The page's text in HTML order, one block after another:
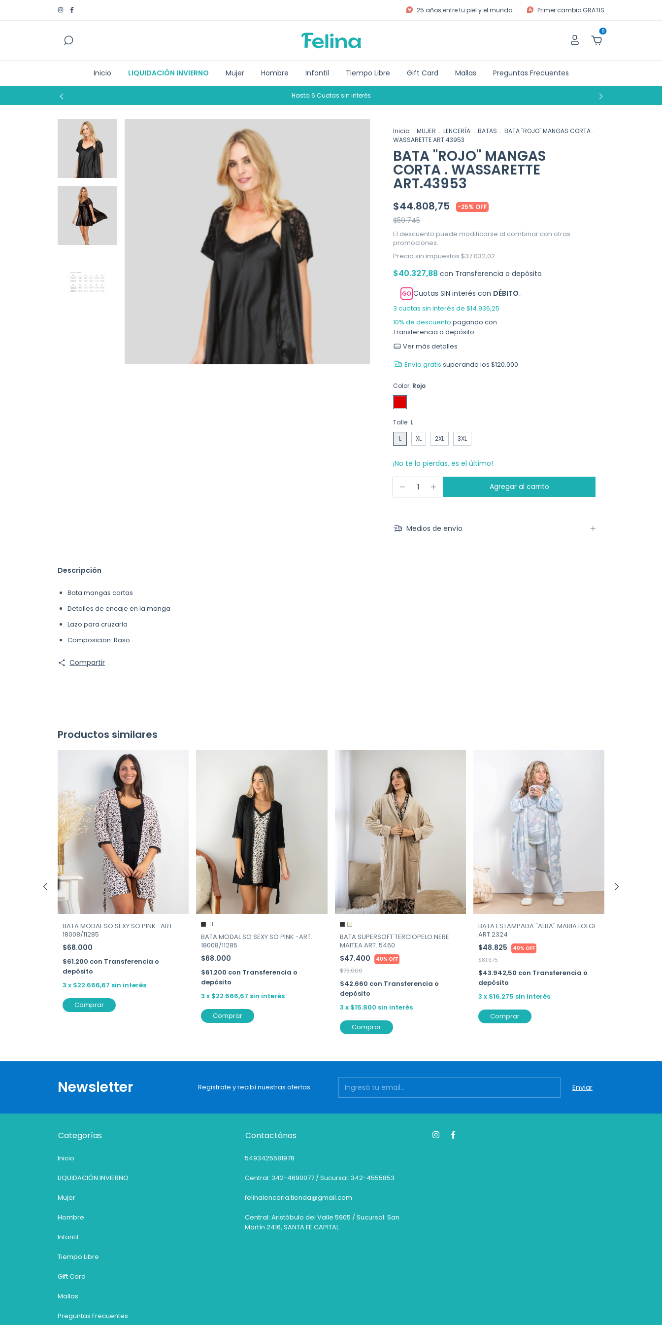
25 años entre tu piel y el mundo Primer cambio GRATIS
0
Inicio LIQUIDACIÓN INVIERNO Mujer Hombre Infantil Tiempo Libre Gift Card Mallas Preguntas Frecuentes
Hasta 6 Cuotas sin interés
Inicio . MUJER . LENCERÍA . BATAS . BATA "ROJO" MANGAS CORTA .
WASSARETTE ART.43953
BATA "ROJO" MANGAS
CORTA . WASSARETTE
ART.43953
$44.808,75 -25% OFF
$59.745
El descuento puede modificarse al combinar con otras
promociones.
Precio sin impuestos $37.032,02
$40.327,88 con Transferencia o depósito
Cuotas SIN interés con DÉBITO
3 cuotas sin interés de $14.936,25
10% de descuento pagando con
Transferencia o depósito
Ver más detalles
Envío gratis superando los $120.000
Color: Rojo
Talle: L
L
XL 2XL 3XL
¡No te lo pierdas, es el último!
Medios de envío
Descripción
Bata mangas cortas
Detalles de encaje en la manga
Lazo para cruzarla
Composicion: Raso
Compartir
Productos similares
BATA MODAL SO SEXY SO PINK -ART.
18008/11285
$68.000
$61.200 con Transferencia o
depósito
3 x $22.666,67 sin interés
Comprar
+1
BATA MODAL SO SEXY SO PINK -ART.
18008/11285
$68.000
$61.200 con Transferencia o
depósito
3 x $22.666,67 sin interés
Comprar
BATA SUPERSOFT TERCIOPELO NERE
MAITEA ART. 5460
$47.400 40% OFF
$79.000
$42.660 con Transferencia o
depósito
3 x $15.800 sin interés
Comprar
BATA ESTAMPADA "ALBA" MARIA LOLGI
ART.2324
$48.825 40% OFF
$81.375
$43.942,50 con Transferencia o
depósito
3 x $16.275 sin interés
Comprar
Newsletter Registrate y recibí nuestras ofertas.
Categorías
Inicio
LIQUIDACIÓN INVIERNO
Mujer
Hombre
Infantil
Tiempo Libre
Gift Card
Mallas
Preguntas Frecuentes
Contactános
5493425581978
Central: 342-4690077 / Sucursal: 342-4555853
felinalenceria.tienda@gmail.com
Central: Aristóbulo del Valle 5905 / Sucursal: San
Martín 2416, SANTA FE CAPITAL